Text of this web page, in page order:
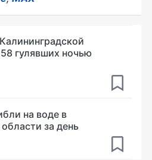
гулявших ночью
на воде в
за день